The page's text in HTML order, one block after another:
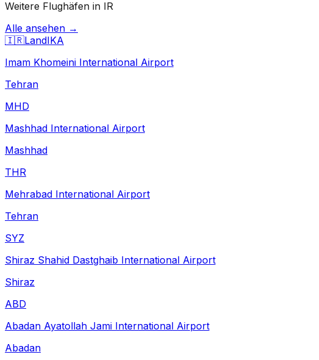
Weitere Flughäfen in IR
Alle ansehen →
🇮🇷LandIKA
Imam Khomeini International Airport
Tehran
MHD
Mashhad International Airport
Mashhad
THR
Mehrabad International Airport
Tehran
SYZ
Shiraz Shahid Dastghaib International Airport
Shiraz
ABD
Abadan Ayatollah Jami International Airport
Abadan